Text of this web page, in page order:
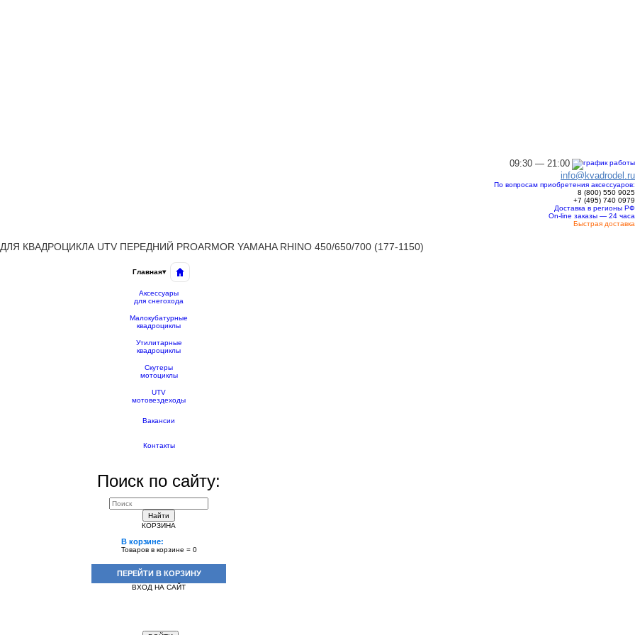
09:30 — 21:00
info@kvadrodel.ru
По вопросам приобретения аксессуаров:
8 (800) 550 9025
+7 (495) 740 0979
Доставка в регионы РФ
On-line заказы — 24 часа
Быстрая доставка
КВАДРОЦИКЛА UTV ПЕРЕДНИЙ PROARMOR YAMAHA RHINO 450/650/700 (177-1150)
Главная▾
Аксессуары
для снегохода
Малокубатурные
квадроциклы
Утилитарные
квадроциклы
Скутеры
мотоциклы
UTV
мотовездеходы
Вакансии
Контакты
Поиск по сайту:
Найти
КОРЗИНА
В корзине:
Товаров в корзине = 0
ПЕРЕЙТИ В КОРЗИНУ
ВХОД НА САЙТ